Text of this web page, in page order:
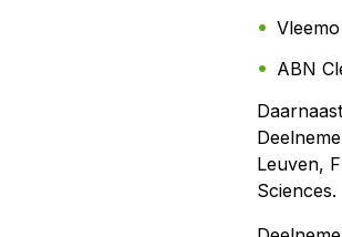
Vleemo
ABN
Leuven,
Sciences.